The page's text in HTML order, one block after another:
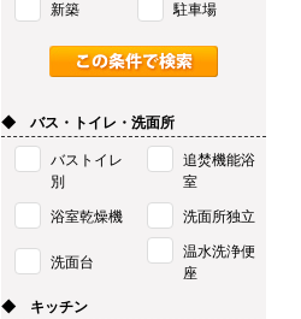
新築 駐車場
◆ バス・トイレ・洗面所
バストイレ
別
追焚機能浴
室
浴室乾燥機 洗面所独立
洗面台
温水洗浄便
座
◆ キッチン